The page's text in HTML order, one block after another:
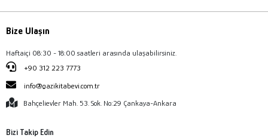
Bize Ulaşın
Haftaiçi 08:30 - 18:00 saatleri arasında ulaşabilirsiniz.
+90 312 223 7773
info@gazikitabevi.com.tr
Bahçelievler Mah. 53. Sok. No:29 Çankaya-Ankara
Bizi Takip Edin